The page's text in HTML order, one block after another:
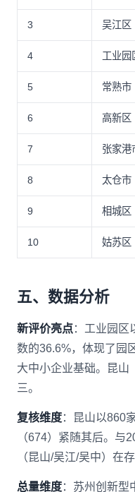
3 吴江区
4 工业园
5 常熟市
6 高新区
7 张家港
8 太仓市
9 相城区
10 姑苏区
五、数据分析
新评价亮点：工业园区
数的36.6%，体现了园
大中小企业基础。昆山
三。
复核维度：昆山以860
（674）紧随其后。与
（昆山/吴江/吴中）在
总量维度：苏州创新型